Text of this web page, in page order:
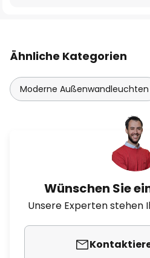
Ähnliche Kategorien
Moderne Außenwandleuchten
Wünschen Sie
Unsere Experten stehen